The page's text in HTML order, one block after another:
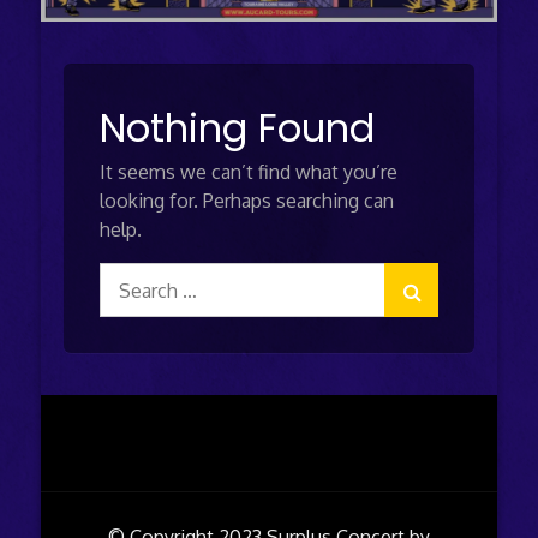
Nothing Found
It seems we can’t find what you’re
looking for. Perhaps searching can
help.
for: